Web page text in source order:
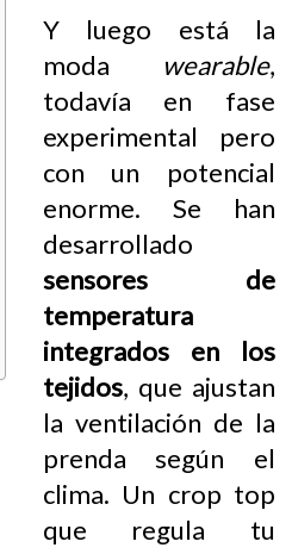
Y luego está la
moda
wearable,
todavía en fase
experimental pero
con un potencial
enorme. Se han
desarrollado
sensores de
temperatura
integrados en los
tejidos, que ajustan
la ventilación de la
prenda según el
clima. Un crop top
que regula tu